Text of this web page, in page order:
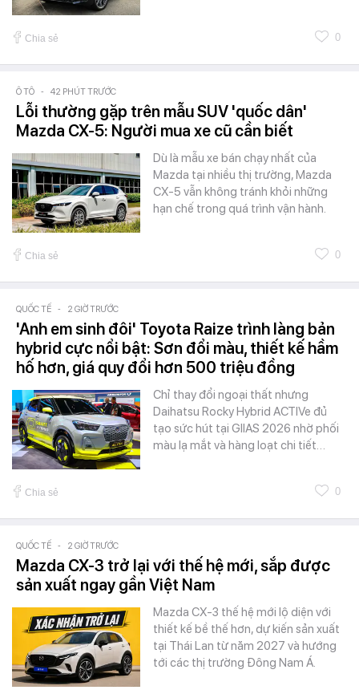
Chia sẻ 0
Ô TÔ - 42 PHÚT TRƯỚC
Lỗi thường gặp trên mẫu SUV 'quốc dân'
Mazda CX-5: Người mua xe cũ cần biết
Dù là mẫu xe bán chạy nhất của
Mazda tại nhiều thị trường, Mazda
CX-5 vẫn không tránh khỏi những
hạn chế trong quá trình vận hành.
Chia sẻ 0
QUỐC TẾ - 2 GIỜ TRƯỚC
'Anh em sinh đôi' Toyota Raize trình làng bản
hybrid cực nổi bật: Sơn đổi màu, thiết kế hầm
hố hơn, giá quy đổi hơn 500 triệu đồng
Chỉ thay đổi ngoại thất nhưng
Daihatsu Rocky Hybrid ACTIVe đủ
tạo sức hút tại GIIAS 2026 nhờ phối
màu lạ mắt và hàng loạt chi tiết…
Chia sẻ 0
QUỐC TẾ - 2 GIỜ TRƯỚC
Mazda CX-3 trở lại với thế hệ mới, sắp được
sản xuất ngay gần Việt Nam
Mazda CX-3 thế hệ mới lộ diện với
thiết kế bề thế hơn, dự kiến sản xuất
tại Thái Lan từ năm 2027 và hướng
tới các thị trường Đông Nam Á.